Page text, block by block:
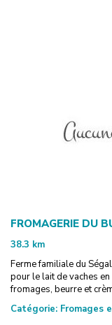
FROMAGERIE DU
38.3 km
Ferme familiale du
pour le lait de vaches
fromages, beurre et
Catégorie: Fromages